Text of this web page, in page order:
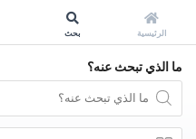
ما الذي تبحث عنه؟
الرئيسية بحث